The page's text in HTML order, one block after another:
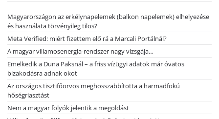
Magyarországon az erkélynapelemek (balkon napelemek) elhelyezése
és használata törvényileg tilos?
Meta Verified: miért fizettem elő rá a Marcali Portálnál?
A magyar villamosenergia-rendszer nagy vizsgája…
Emelkedik a Duna Paksnál – a friss vízügyi adatok már óvatos
bizakodásra adnak okot
Az országos tisztifőorvos meghosszabbította a harmadfokú
hőségriasztást
Nem a magyar folyók jelentik a megoldást